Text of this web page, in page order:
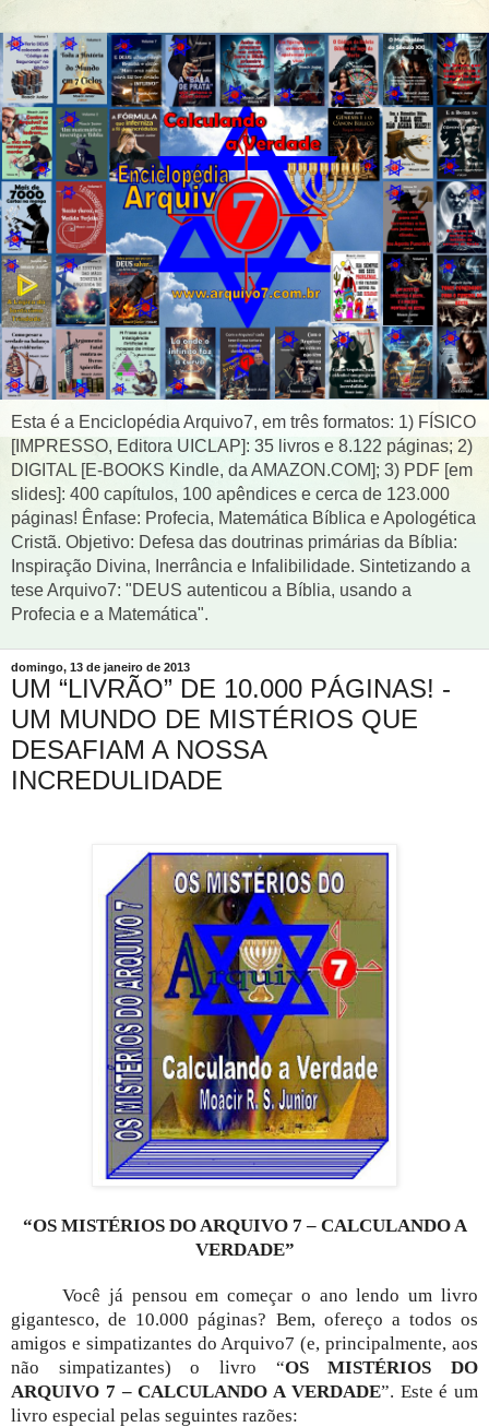
Esta é a Enciclopédia Arquivo7, em três formatos: 1) FÍSICO
[IMPRESSO, Editora UICLAP]: 35 livros e 8.122 páginas; 2)
DIGITAL [E-BOOKS Kindle, da AMAZON.COM]; 3) PDF [em
slides]: 400 capítulos, 100 apêndices e cerca de 123.000
páginas! Ênfase: Profecia, Matemática Bíblica e Apologética
Cristã. Objetivo: Defesa das doutrinas primárias da Bíblia:
Inspiração Divina, Inerrância e Infalibilidade. Sintetizando a
tese Arquivo7: "DEUS autenticou a Bíblia, usando a
Profecia e a Matemática".
domingo, 13 de janeiro de 2013
UM “LIVRÃO” DE 10.000 PÁGINAS! -
UM MUNDO DE MISTÉRIOS QUE
DESAFIAM A NOSSA
INCREDULIDADE
“OS MISTÉRIOS DO ARQUIVO 7 – CALCULANDO A
VERDADE”
Você já pensou em começar o ano lendo um livro
gigantesco, de 10.000 páginas? Bem, ofereço a todos os
amigos e simpatizantes do Arquivo7 (e, principalmente, aos
não simpatizantes) o livro “OS MISTÉRIOS DO
ARQUIVO 7 – CALCULANDO A VERDADE”. Este é um
livro especial pelas seguintes razões: